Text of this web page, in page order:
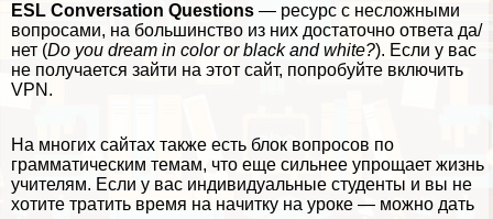
ESL Conversation Questions — ресурс с несложными
вопросами, на большинство из них достаточно ответа да/
нет (Do you dream in color or black and white?). Если у вас
не получается зайти на этот сайт, попробуйте включить
VPN.
На многих сайтах также есть блок вопросов по
грамматическим темам, что еще сильнее упрощает жизнь
учителям. Если у вас индивидуальные студенты и вы не
хотите тратить время на начитку на уроке — можно дать